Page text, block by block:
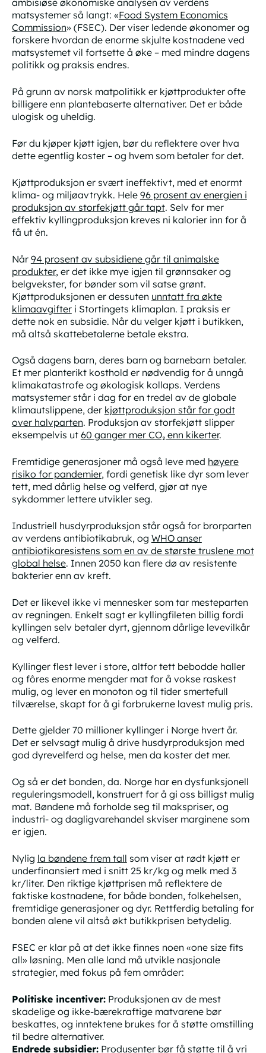
ambisiøse økonomiske analysen av verdens
matsystemer så langt: «Food System Economics
Commission» (FSEC). Der viser ledende økonomer og
forskere hvordan de enorme skjulte kostnadene ved
matsystemet vil fortsette å øke – med mindre dagens
politikk og praksis endres.
På grunn av norsk matpolitikk er kjøttprodukter ofte
billigere enn plantebaserte alternativer. Det er både
ulogisk og uheldig.
Før du kjøper kjøtt igjen, bør du reflektere over hva
dette egentlig koster – og hvem som betaler for det.
Kjøttproduksjon er svært ineffektivt, med et enormt
klima- og miljøavtrykk. Hele 96 prosent av energien i
produksjon av storfekjøtt går tapt. Selv for mer
effektiv kyllingproduksjon kreves ni kalorier inn for å
få ut én.
Når 94 prosent av subsidiene går til animalske
produkter, er det ikke mye igjen til grønnsaker og
belgvekster, for bønder som vil satse grønt.
Kjøttproduksjonen er dessuten unntatt fra økte
klimaavgifteri Stortingets klimaplan. I praksis er
dette nok en subsidie. Når du velger kjøtt i butikken,
må altså skattebetalerne betale ekstra.
Også dagens barn, deres barn og barnebarn betaler.
Et mer planterikt kosthold er nødvendig for å unngå
klimakatastrofe og økologisk kollaps. Verdens
matsystemer står i dag for en tredel av de globale
klimautslippene, der kjøttproduksjon står for godt
over halvparten. Produksjon av storfekjøtt slipper
eksempelvis ut 60 ganger mer CO₂ enn kikerter.
Fremtidige generasjoner må også leve med høyere
risiko for pandemier, fordi genetisk like dyr som lever
tett, med dårlig helse og velferd, gjør at nye
sykdommer lettere utvikler seg.
Industriell husdyrproduksjon står også for brorparten
av verdens antibiotikabruk, og WHO anser
antibiotikaresistens som en av de største truslene mot
global helse. Innen 2050 kan flere dø av resistente
bakterier enn av kreft.
Det er likevel ikke vi mennesker som tar mesteparten
av regningen. Enkelt sagt er kyllingfileten billig fordi
kyllingen selv betaler dyrt, gjennom dårlige levevilkår
og velferd.
Kyllinger flest lever i store, altfor tett bebodde haller
og fôres enorme mengder mat for å vokse raskest
mulig, og lever en monoton og til tider smertefull
tilværelse, skapt for å gi forbrukerne lavest mulig pris.
Dette gjelder 70 millioner kyllinger i Norge hvert år.
Det er selvsagt mulig å drive husdyrproduksjon med
god dyrevelferd og helse, men da koster det mer.
Og så er det bonden, da. Norge har en dysfunksjonell
reguleringsmodell, konstruert for å gi oss billigst mulig
mat. Bøndene må forholde seg til makspriser, og
industri- og dagligvarehandel skviser marginene som
er igjen.
Nylig la bøndene frem tall som viser at rødt kjøtt er
underfinansiert med i snitt 25 kr/kg og melk med 3
kr/liter. Den riktige kjøttprisen må reflektere de
faktiske kostnadene, for både bonden, folkehelsen,
fremtidige generasjoner og dyr. Rettferdig betaling for
bonden alene vil altså økt butikkprisen betydelig.
FSEC er klar på at det ikke finnes noen «one size fits
all» løsning. Men alle land må utvikle nasjonale
strategier, med fokus på fem områder:
Politiske incentiver:Produksjonen av de mest
skadelige og ikke-bærekraftige matvarene bør
beskattes, og inntektene brukes for å støtte omstilling
til bedre alternativer.
Endrede subsidier:Produsenter bør få støtte til å vri